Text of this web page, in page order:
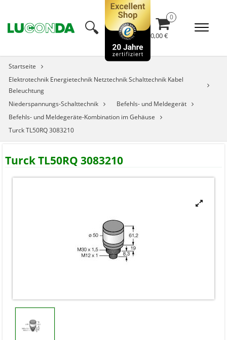
🔍︎ 0,00 €
Startseite
Elektrotechnik Energietechnik Netztechnik Schalttechnik Kabel
Beleuchtung
Niederspannungs-Schalttechnik
Befehls- und Meldegerät
Befehls- und Meldegeräte-Kombination im Gehäuse
Turck TL50RQ 3083210
Turck TL50RQ 3083210
